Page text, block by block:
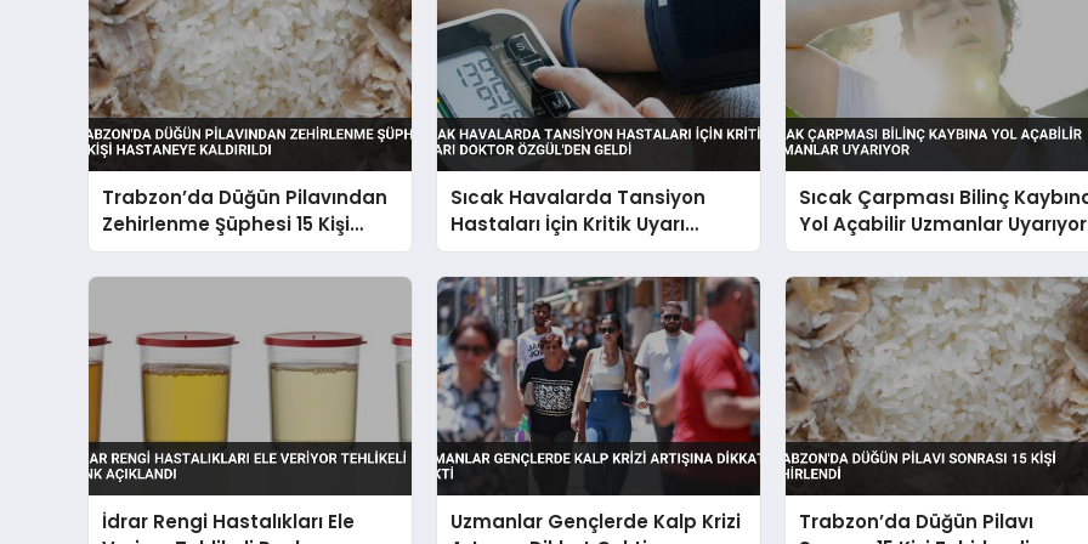
Trabzon’da Düğün Pilavından
Zehirlenme Şüphesi 15 Kişi
Hastaneye Kaldırıldı
Sıcak Havalarda Tansiyon
Hastaları İçin Kritik Uyarı
Doktor Özgül’den Geldi
Sıcak Çarpması Bilinç
Yol Açabilir Uzmanlar Uyarıyor
İdrar Rengi Hastalıkları Ele
Uzmanlar Gençlerde Kalp Krizi
Trabzon’da Düğün Pilavı